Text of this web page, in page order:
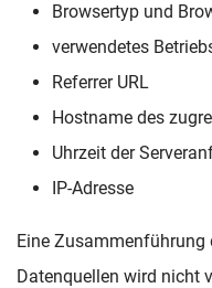
Browsertyp und
verwendetes
Referrer URL
Hostname des
Uhrzeit der
IP-Adresse
Eine Zusammenführung
Datenquellen wird nicht